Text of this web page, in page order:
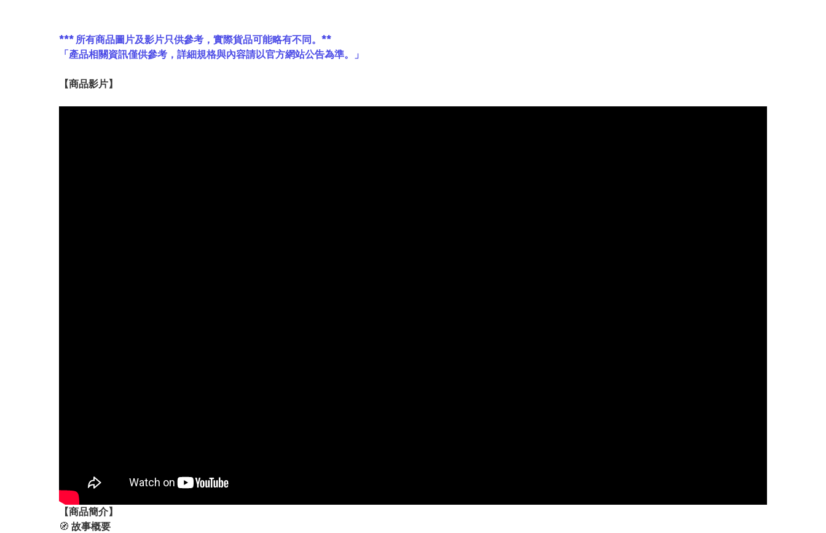
*** 所有商品圖片及影片只供參考，實際貨品可能略有不同。**
「產品相關資訊僅供參考，詳細規格與內容請以官方網站公告為準。」
【商品影片】
【商品簡介】
🧭 故事概要